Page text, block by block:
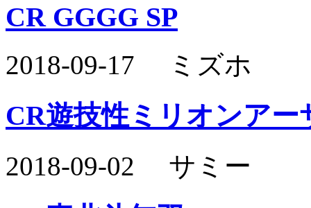
CR GGGG SP
2018-09-17 ミズホ
CR遊技性ミリオンアー
2018-09-02 サミー